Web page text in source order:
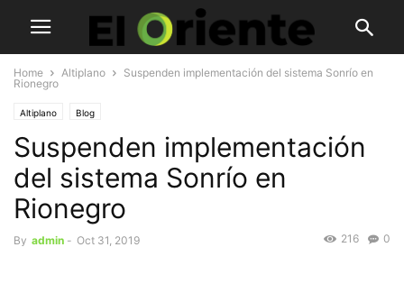
Home Altiplano
Suspenden implementación del sistema Sonrío en
Rionegro
Altiplano Blog
Suspenden implementación
del sistema Sonrío en
Rionegro
By admin - Oct 31, 2019 0
216